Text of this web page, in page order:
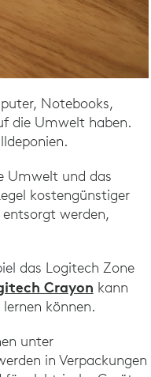
Notebooks,
die Umwelt haben.
Umwelt und das
kostengünstiger
werden,
das Logitech Zone
Crayon kann
können.
unter
in Verpackungen